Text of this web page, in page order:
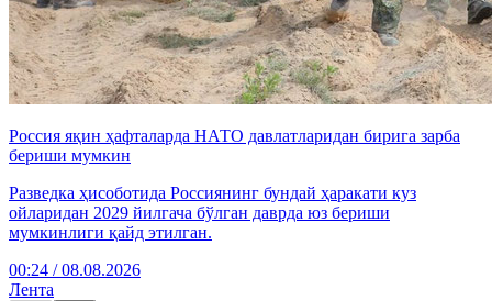
Россия яқин ҳафталарда НАТО давлатларидан бирига зарба
бериши мумкин
Разведка ҳисоботида Россиянинг бундай ҳаракати куз
ойларидан 2029 йилгача бўлган даврда юз бериши
мумкинлиги қайд этилган.
00:24 / 08.08.2026
Лента